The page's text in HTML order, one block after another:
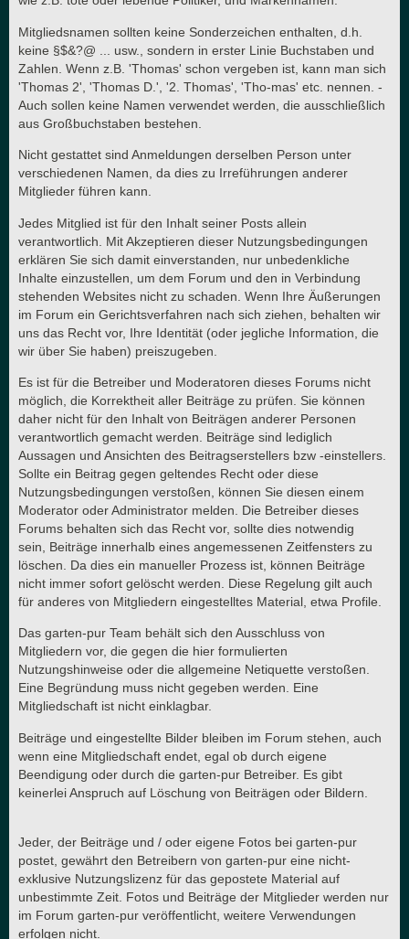
Mitgliedsnamen sollten keine Sonderzeichen enthalten, d.h.
keine §$&?@ ... usw., sondern in erster Linie Buchstaben und
Zahlen. Wenn z.B. 'Thomas' schon vergeben ist, kann man sich
'Thomas 2', 'Thomas D.', '2. Thomas', 'Tho-mas' etc. nennen. -
Auch sollen keine Namen verwendet werden, die ausschließlich
aus Großbuchstaben bestehen.
Nicht gestattet sind Anmeldungen derselben Person unter
verschiedenen Namen, da dies zu Irreführungen anderer
Mitglieder führen kann.
Jedes Mitglied ist für den Inhalt seiner Posts allein
verantwortlich. Mit Akzeptieren dieser Nutzungsbedingungen
erklären Sie sich damit einverstanden, nur unbedenkliche
Inhalte einzustellen, um dem Forum und den in Verbindung
stehenden Websites nicht zu schaden. Wenn Ihre Äußerungen
im Forum ein Gerichtsverfahren nach sich ziehen, behalten wir
uns das Recht vor, Ihre Identität (oder jegliche Information, die
wir über Sie haben) preiszugeben.
Es ist für die Betreiber und Moderatoren dieses Forums nicht
möglich, die Korrektheit aller Beiträge zu prüfen. Sie können
daher nicht für den Inhalt von Beiträgen anderer Personen
verantwortlich gemacht werden. Beiträge sind lediglich
Aussagen und Ansichten des Beitragserstellers bzw -einstellers.
Sollte ein Beitrag gegen geltendes Recht oder diese
Nutzungsbedingungen verstoßen, können Sie diesen einem
Moderator oder Administrator melden. Die Betreiber dieses
Forums behalten sich das Recht vor, sollte dies notwendig
sein, Beiträge innerhalb eines angemessenen Zeitfensters zu
löschen. Da dies ein manueller Prozess ist, können Beiträge
nicht immer sofort gelöscht werden. Diese Regelung gilt auch
für anderes von Mitgliedern eingestelltes Material, etwa Profile.
Das garten-pur Team behält sich den Ausschluss von
Mitgliedern vor, die gegen die hier formulierten
Nutzungshinweise oder die allgemeine Netiquette verstoßen.
Eine Begründung muss nicht gegeben werden. Eine
Mitgliedschaft ist nicht einklagbar.
Beiträge und eingestellte Bilder bleiben im Forum stehen, auch
wenn eine Mitgliedschaft endet, egal ob durch eigene
Beendigung oder durch die garten-pur Betreiber. Es gibt
keinerlei Anspruch auf Löschung von Beiträgen oder Bildern.
Jeder, der Beiträge und / oder eigene Fotos bei garten-pur
postet, gewährt den Betreibern von garten-pur eine nicht-
exklusive Nutzungslizenz für das gepostete Material auf
unbestimmte Zeit. Fotos und Beiträge der Mitglieder werden nur
im Forum garten-pur veröffentlicht, weitere Verwendungen
erfolgen nicht.